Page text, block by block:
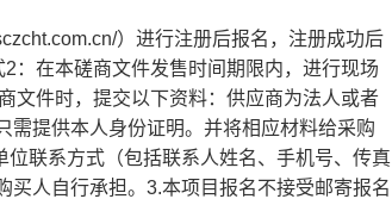
）进行注册后报名，注册成功后
：在本磋商文件发售时间期限内，进行现场
文件时，提交以下资料：供应商为法人或者
需提供本人身份证明。并将相应材料给采购
联系方式（包括联系人姓名、手机号、传真
人自行承担。3.本项目报名不接受邮寄报名